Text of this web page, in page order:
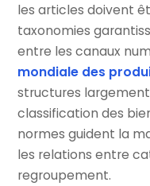
les articles doivent
taxonomies
entre les canaux
mondiale des
structures
classification des
normes guident la
les relations entre
regroupement.